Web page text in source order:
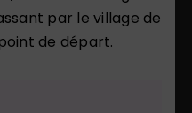
par le village de
de départ.